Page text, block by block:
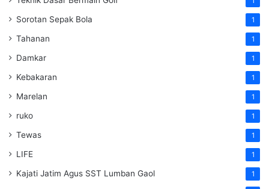
Sorotan Sepak Bola 1
Tahanan 1
Damkar 1
Kebakaran 1
Marelan 1
ruko 1
Tewas 1
LIFE 1
Kajati Jatim Agus SST Lumban Gaol 1